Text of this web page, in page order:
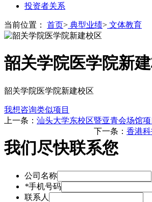
投资者关系
当前位置： 首页> 典型业绩> 文体教育
韶关学院医学院新
韶关学院医学院新建校区
我想咨询类似项目
上一条： 汕头大学东校区暨亚青会场馆项
下一条： 香港
我们尽快联系您
公司名称
*手机号码
联系人